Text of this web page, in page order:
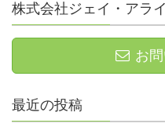
株式会社ジェイ・アラ
お
最近の投稿